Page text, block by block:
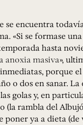
se encuentra
«Si se formase
hasta
anoxia masiva»,
porque
o dos en sanar.
golas y, en
(la rambla del
poner ya a dieta